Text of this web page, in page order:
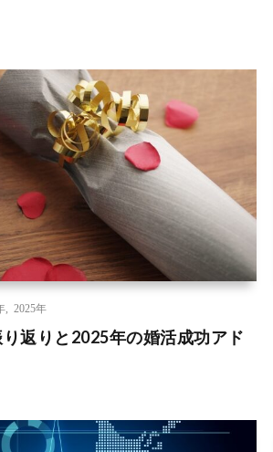
,2025年
返りと2025年の婚活成功アド